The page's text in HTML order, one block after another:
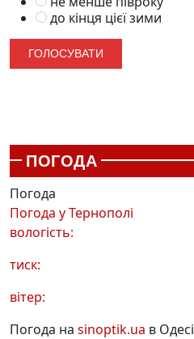
до кінця цієї зими
ПОГОДА
Погода
Погода уТернополі
вологість:
тиск:
вітер:
Погода на sinoptik.ua в Одесі